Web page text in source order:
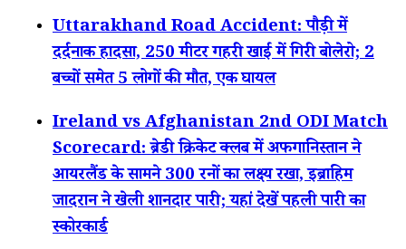
Uttarakhand Road Accident: पौड़ी में
दर्दनाक हादसा, 250 मीटर गहरी खाई में गिरी बोलेरो; 2
बच्चों समेत 5 लोगों की मौत, एक घायल
Ireland vs Afghanistan 2nd ODI Match
Scorecard: ब्रेडी क्रिकेट क्लब में अफगानिस्तान ने
आयरलैंड के सामने 300 रनों का लक्ष्य रखा, इब्राहिम
जादरान ने खेली शानदार पारी; यहां देखें पहली पारी का
स्कोरकार्ड